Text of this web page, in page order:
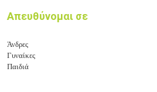
Απευθύνομαι σε
Άνδρες
Γυναίκες
Παιδιά